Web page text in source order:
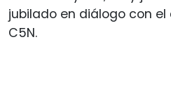
jubilado en diálogo con
C5N.